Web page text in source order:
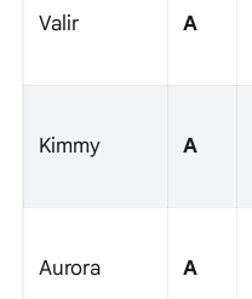
Valir A
Kimmy A
Aurora A